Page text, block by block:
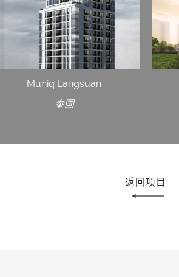
Muniq Langsuan
泰国
返回项目